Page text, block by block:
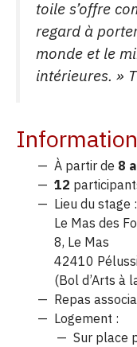
toile s’offre
regard à
monde et le
intérieures. »
À partir de 8
12
Lieu du stage :
Le Mas des
8, Le Mas
42410
(Bol d’Arts à
Repas
Logement :
Sur place